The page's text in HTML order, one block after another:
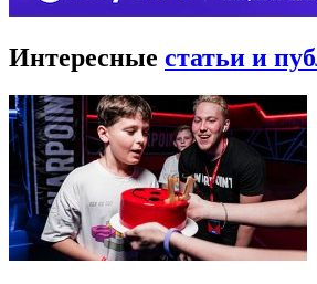
Интересные статьи и